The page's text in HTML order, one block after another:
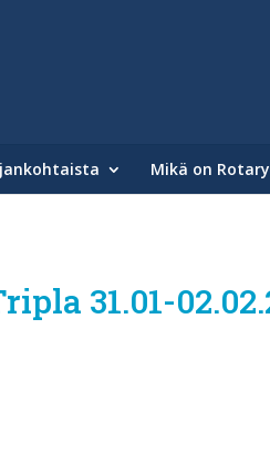
Mikä on Rotary
31.01-